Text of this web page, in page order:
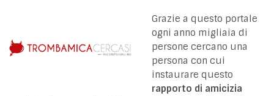
Grazie a questo portale
ogni anno migliaia di
persone cercano una
persona con cui
instaurare questo
rapporto di amicizia